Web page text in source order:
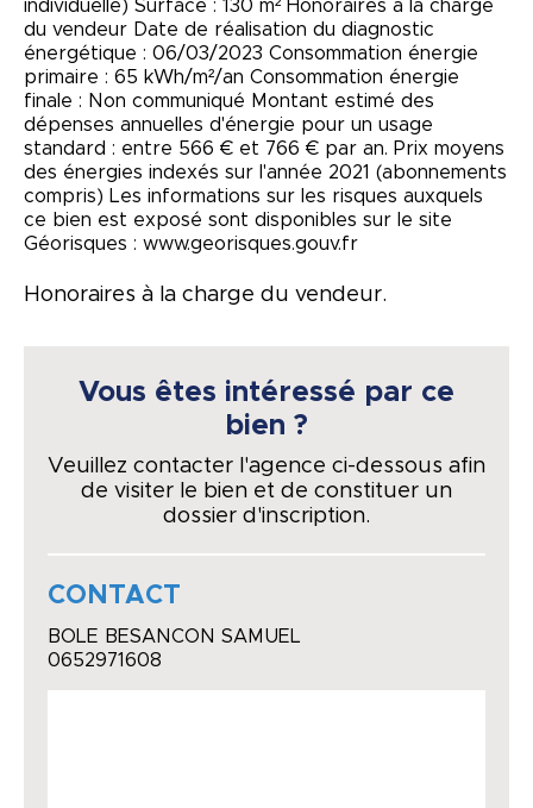
individuelle) Surface : 130 m² Honoraires à la charge
du vendeur Date de réalisation du diagnostic
énergétique : 06/03/2023 Consommation énergie
primaire : 65 kWh/m²/an Consommation énergie
finale : Non communiqué Montant estimé des
dépenses annuelles d'énergie pour un usage
standard : entre 566 € et 766 € par an. Prix moyens
des énergies indexés sur l'année 2021 (abonnements
compris) Les informations sur les risques auxquels
ce bien est exposé sont disponibles sur le site
Géorisques : www.georisques.gouv.fr
Honoraires à la charge du vendeur.
Vous êtes intéressé par ce
bien ?
Veuillez contacter l'agence ci-dessous afin
de visiter le bien et de constituer un
dossier d'inscription.
CONTACT
BOLE BESANCON SAMUEL
0652971608